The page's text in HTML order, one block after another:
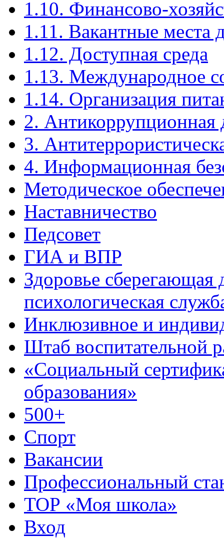
1.10. Финансово-
1.11. Вакантные места
1.12. Доступная среда
1.13. Международное
1.14. Организация
2. Антикоррупционная
3.
4. Информационная
Методическое
Наставничество
Педсовет
ГИА и ВПР
Здоровье сберегающая
психологическая
Инклюзивное и
Штаб воспитательной
«Социальный
образования»
500+
Спорт
Вакансии
Профессиональный
ТОР «Моя школа»
Вход